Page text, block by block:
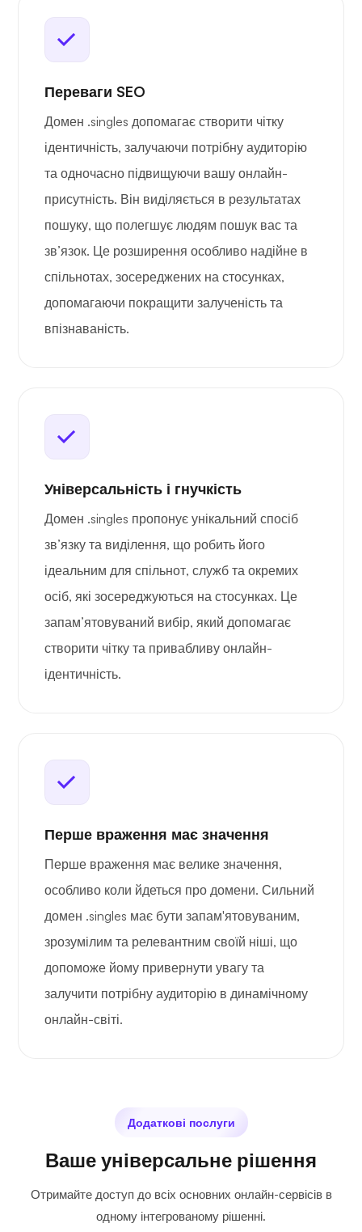
Переваги SEO
Домен .singles допомагає створити чітку
ідентичність, залучаючи потрібну аудиторію
та одночасно підвищуючи вашу онлайн-
присутність. Він виділяється в результатах
пошуку, що полегшує людям пошук вас та
зв’язок. Це розширення особливо надійне в
спільнотах, зосереджених на стосунках,
допомагаючи покращити залученість та
впізнаваність.
Універсальність і гнучкість
Домен .singles пропонує унікальний спосіб
зв’язку та виділення, що робить його
ідеальним для спільнот, служб та окремих
осіб, які зосереджуються на стосунках. Це
запам’ятовуваний вибір, який допомагає
створити чітку та привабливу онлайн-
ідентичність.
Перше враження має значення
Перше враження має велике значення,
особливо коли йдеться про домени. Сильний
домен .singles має бути запам'ятовуваним,
зрозумілим та релевантним своїй ніші, що
допоможе йому привернути увагу та
залучити потрібну аудиторію в динамічному
онлайн-світі.
Додаткові послуги
Ваше універсальне рішення
Отримайте доступ до всіх основних онлайн-сервісів в
одному інтегрованому рішенні.